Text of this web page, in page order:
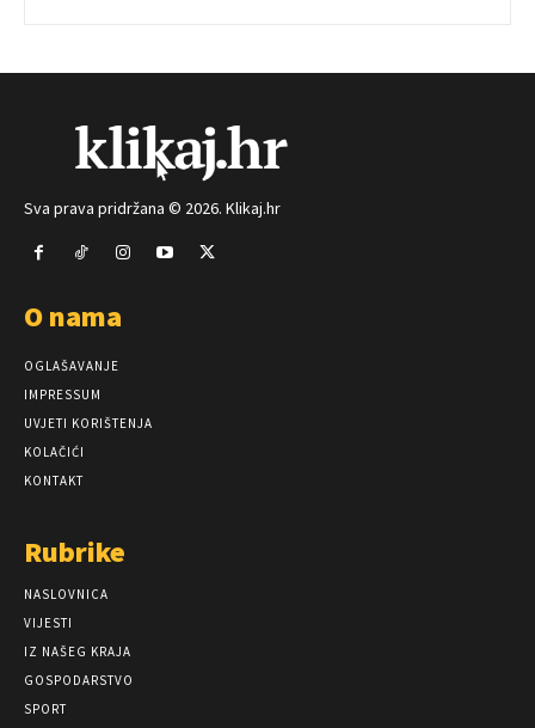
Sva prava pridržana © 2026. Klikaj.hr
O nama
OGLAŠAVANJE
IMPRESSUM
UVJETI KORIŠTENJA
KOLAČIĆI
KONTAKT
Rubrike
NASLOVNICA
VIJESTI
IZ NAŠEG KRAJA
GOSPODARSTVO
SPORT